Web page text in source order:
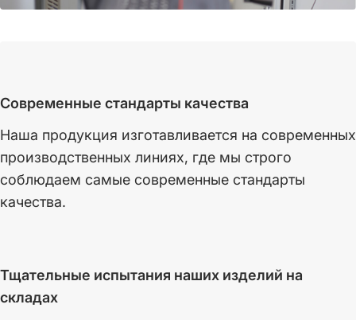
Современные стандарты качества
Наша продукция изготавливается на современных
производственных линиях, где мы строго
соблюдаем самые современные стандарты
качества.
Тщательные испытания наших изделий на
складах